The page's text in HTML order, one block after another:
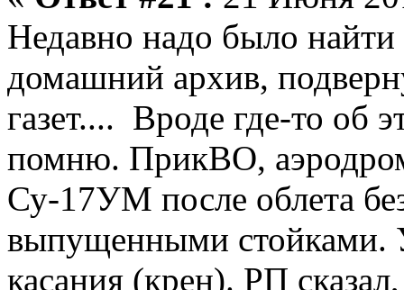
Недавно надо было найти
домашний архив,
газет.... Вроде где-то об
помню. ПрикВО,
Су-17УМ после облета
выпущенными стойками.
касания (крен). РП